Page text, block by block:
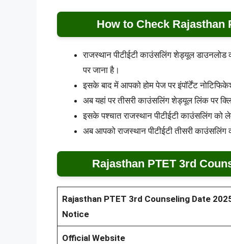
How to Check Rajasthan
राजस्थान पीटीईटी काउंसलिंग शेड्यूल
पर जाना है।
इसके बाद में आपको होम पेज पर इंपॉर्टेंट
अब यहां पर तीसरी काउंसलिंग शेड्यूल लिंक पर
इसके पश्चात राजस्थान पीटीईटी काउंसलिंग को
अब आपको राजस्थान पीटीईटी तीसरी
Rajasthan PTET 3rd
Rajasthan PTET 3rd Counseling Date
Notice
Official Website